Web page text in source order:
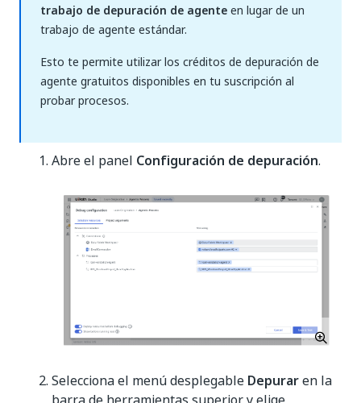
trabajo de depuración de agenteen lugar de un
trabajo de agente estándar.
Esto te permite utilizar los créditos de depuración de
agente gratuitos disponibles en tu suscripción al
probar procesos.
Abre el panel Configuración de depuración.
Selecciona el menú desplegable Depuraren la